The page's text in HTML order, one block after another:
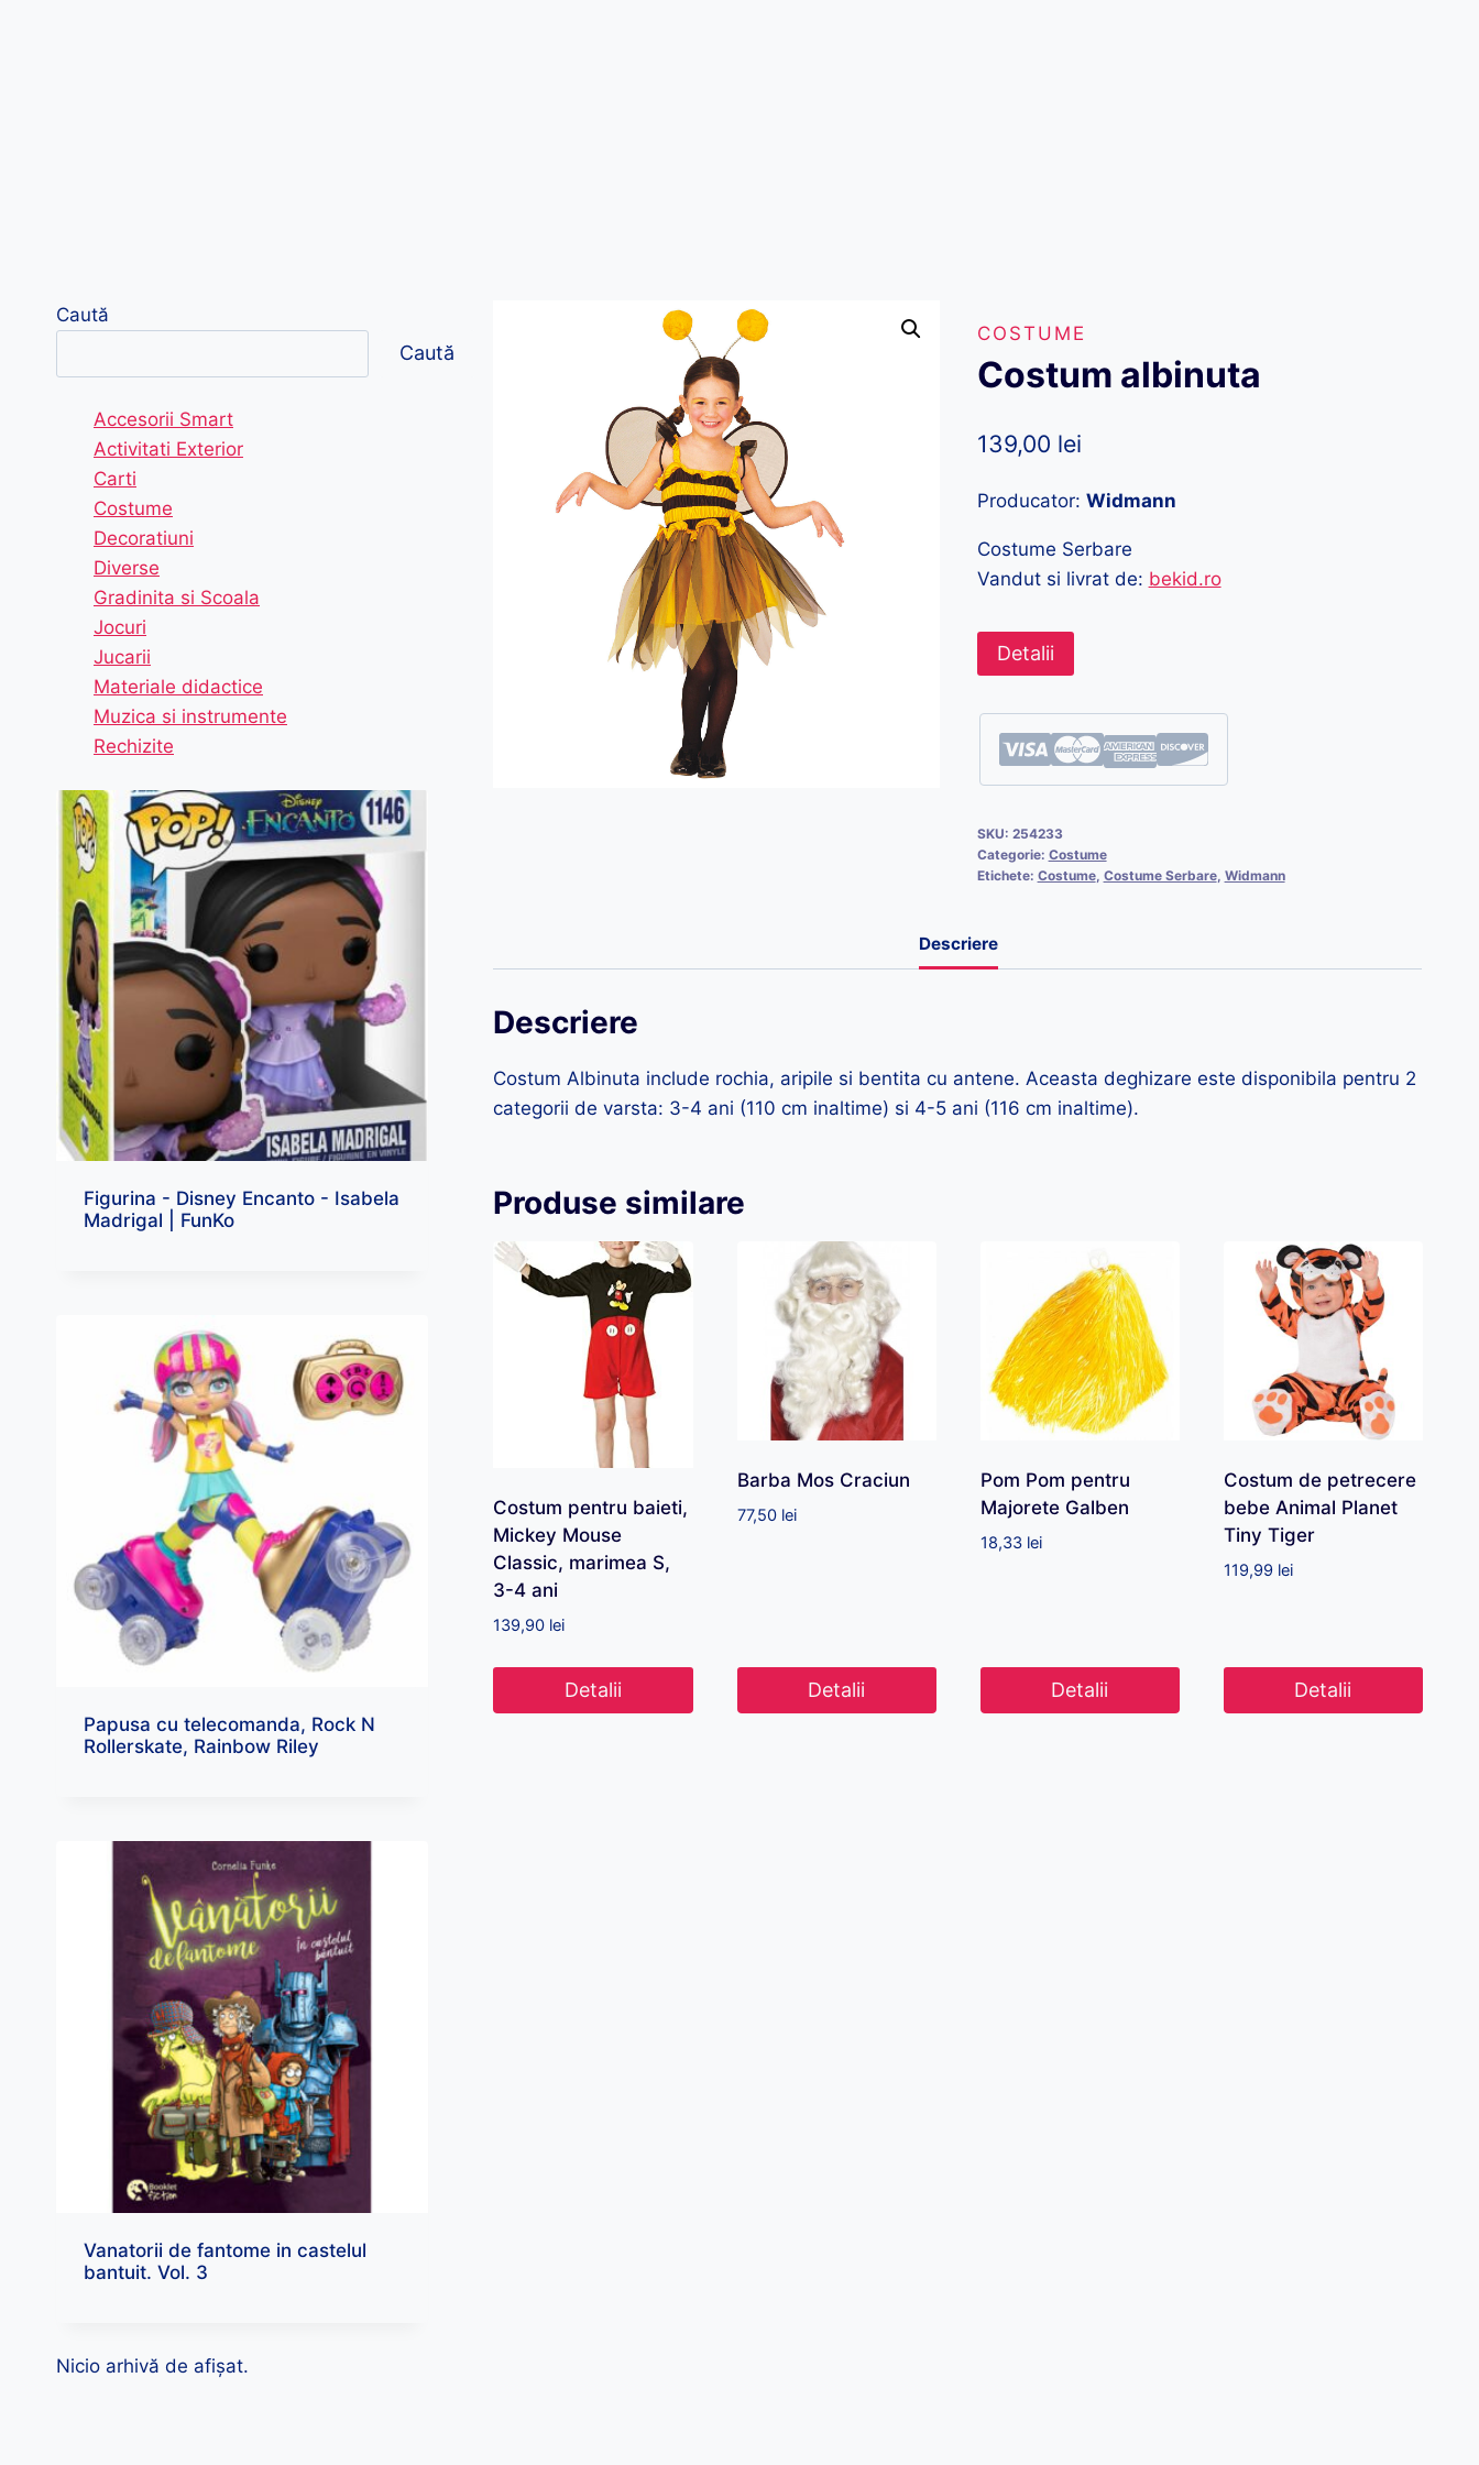
COSTUME
Costum albinuta
139,00 lei
Producator: Widmann
Costume Serbare
Vandut si livrat de: bekid.ro
Detalii
SKU: 254233
Categorie: Costume
Etichete: Costume, Costume Serbare, Widmann
Descriere
Descriere
Costum Albinuta include rochia, aripile si bentita cu antene. Aceasta deghizare este disponibila pentru 2
categorii de varsta: 3-4 ani (110 cm inaltime) si 4-5 ani (116 cm inaltime).
Produse similare
Costum pentru baieti,
Mickey Mouse
Classic, marimea S,
3-4 ani
139,90 lei
Detalii
Barba Mos Craciun
77,50 lei
Detalii
Pom Pom pentru
Majorete Galben
18,33 lei
Detalii
Costum de petrecere
bebe Animal Planet
Tiny Tiger
119,99 lei
Detalii
Caută
Caută
Accesorii Smart
Activitati Exterior
Carti
Costume
Decoratiuni
Diverse
Gradinita si Scoala
Jocuri
Jucarii
Materiale didactice
Muzica si instrumente
Rechizite
Figurina - Disney Encanto - Isabela
Madrigal | FunKo
Papusa cu telecomanda, Rock N
Rollerskate, Rainbow Riley
Vanatorii de fantome in castelul
bantuit. Vol. 3
Nicio arhivă de afișat.